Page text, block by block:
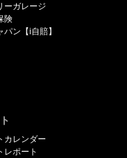
ーガレージ
険
パン【i自賠】
カレンダー
レポート